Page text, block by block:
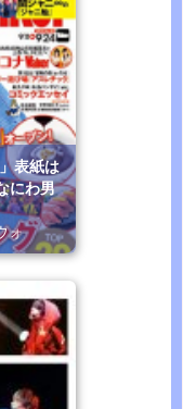
表紙は
にわ男
ォ